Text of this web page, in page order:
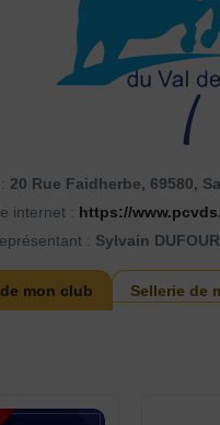
20 Rue Faidherbe, 69580,
internet : https://
: Sylvain
mon club Sellerie de